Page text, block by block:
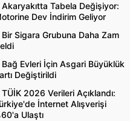
Akaryakıtta Tabela Değişiyor:
Dev İndirim Geliyor
Bir Sigara Grubuna Daha Zam
Bağ Evleri İçin Asgari Büyüklük
Değiştirildi
TÜİK 2026 Verileri Açıklandı:
İnternet Alışverişi
Ulaştı